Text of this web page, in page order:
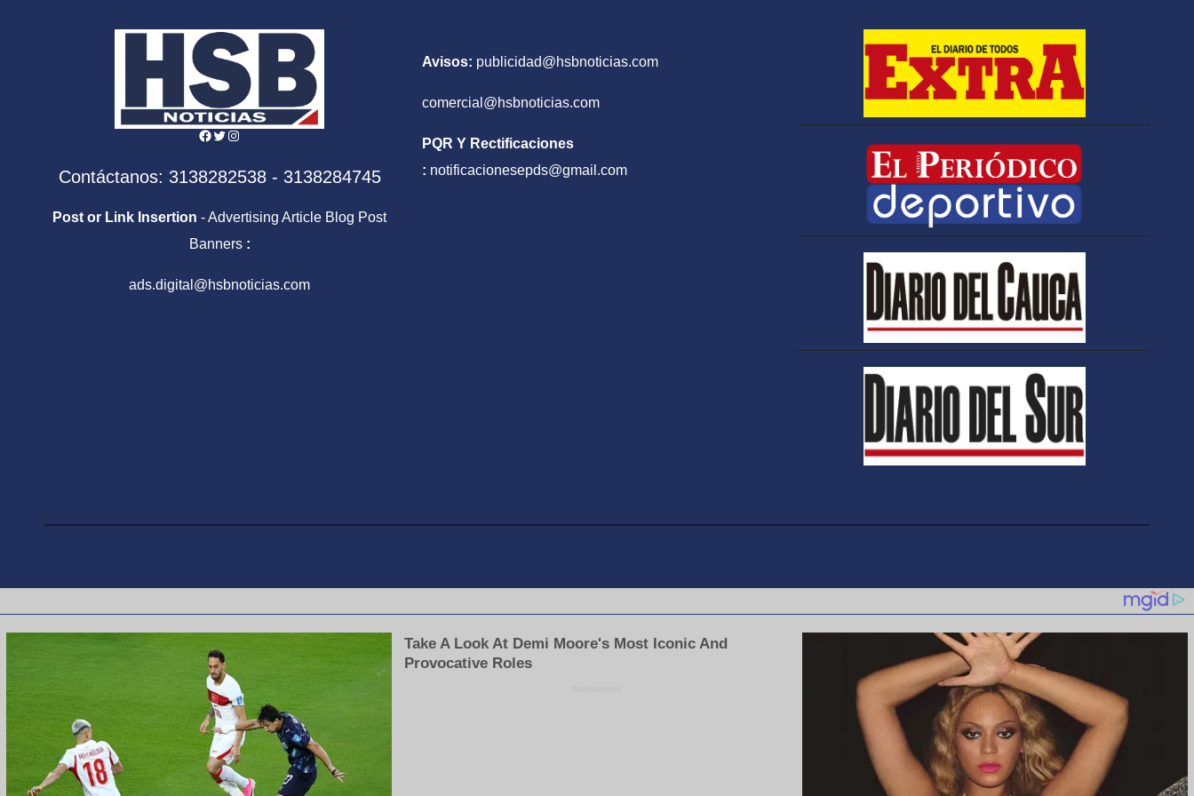
Facebook
Twitter
Instagram
Contáctanos: 3138282538 - 3138284745
Post or Link Insertion - Advertising Article Blog Post
Banners :
ads.digital@hsbnoticias.com
Avisos: publicidad@hsbnoticias.com
comercial@hsbnoticias.com
PQR Y Rectificaciones
: notificacionesepds@gmail.com